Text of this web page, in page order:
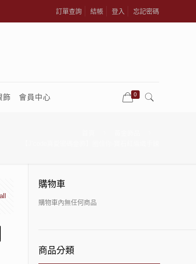
訂單查詢 結帳 登入 忘記密碼
飾 會員中心 0
購物車
購物車內無任何商品
商品分類